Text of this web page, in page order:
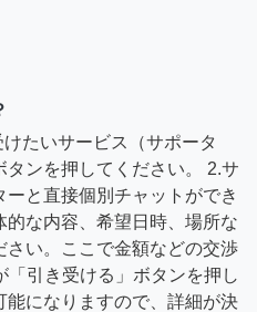
たいサービス（サポータ
ンを押してください。 2.サ
と直接個別チャットができ
な内容、希望日時、場所な
さい。ここで金額などの交渉
「引き受ける」ボタンを押し
になりますので、詳細が決